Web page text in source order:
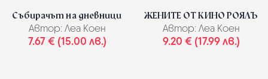
Събирачът на дневници
Автор: Леа Коен
7.67 € (15.00 лв.)
ЖЕНИТЕ ОТ КИНО РОЯЛЪ
Автор: Леа Коен
9.20 € (17.99 лв.)